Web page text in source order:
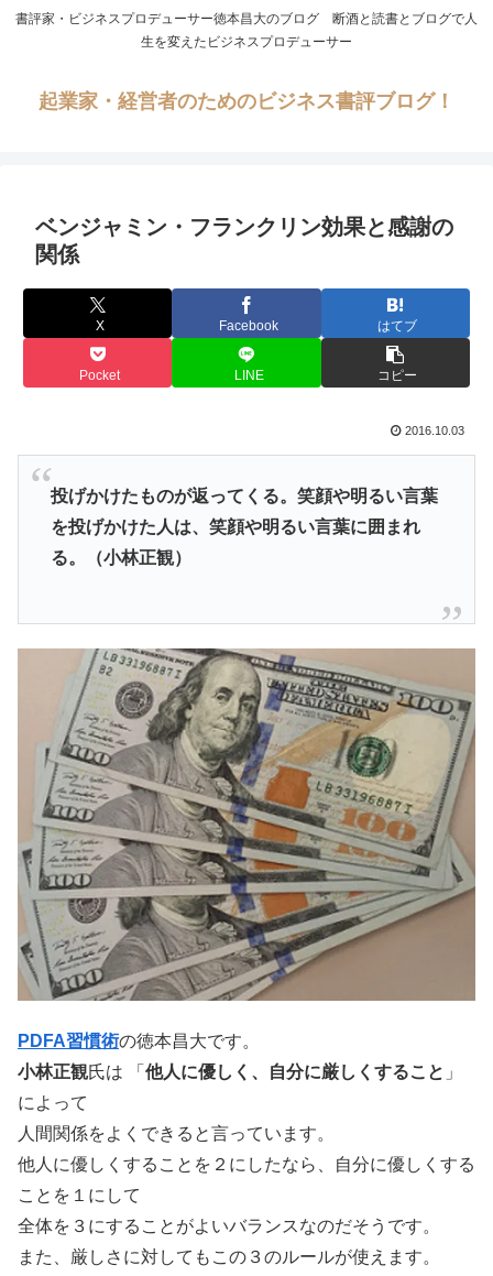
書評家・ビジネスプロデューサー徳本昌大のブログ 断酒と読書とブログで人
生を変えたビジネスプロデューサー
起業家・経営者のためのビジネス書評ブログ！
ベンジャミン・フランクリン効果と感謝の
関係
X Facebook はてブ
Pocket LINE コピー
2016.10.03
投げかけたものが返ってくる。笑顔や明るい言葉
を投げかけた人は、笑顔や明るい言葉に囲まれ
る。（小林正観）
PDFA習慣術の徳本昌大です。
小林正観氏は 「 他人に優しく、自分に厳しくすること 」
によって
人間関係をよくできると言っています。
他人に優しくすることを２にしたなら、自分に優しくする
ことを１にして
全体を３にすることがよいバランスなのだそうです。
また、厳しさに対してもこの３のルールが使えます。